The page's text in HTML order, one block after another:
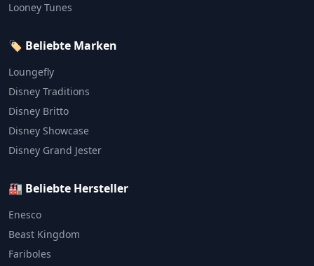
Looney Tunes
🏷️ Beliebte Marken
Loungefly
Disney Traditions
Disney Britto
Disney Showcase
Disney Grand Jester
🏭 Beliebte Hersteller
Enesco
Beast Kingdom
Fariboles